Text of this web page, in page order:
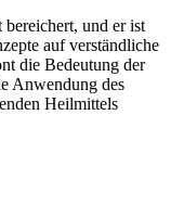
und er ist
auf verständliche
die Bedeutung der
Anwendung des
Heilmittels